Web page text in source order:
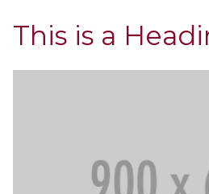
This is a